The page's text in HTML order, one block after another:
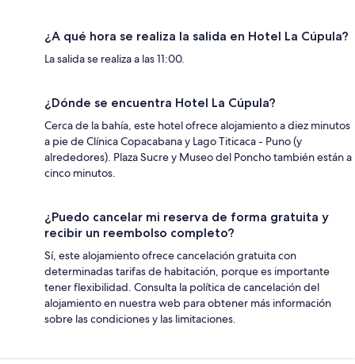
¿A qué hora se realiza la salida en Hotel La Cúpula?
La salida se realiza a las 11:00.
¿Dónde se encuentra Hotel La Cúpula?
Cerca de la bahía, este hotel ofrece alojamiento a diez minutos
a pie de Clínica Copacabana y Lago Titicaca - Puno (y
alrededores). Plaza Sucre y Museo del Poncho también están a
cinco minutos.
¿Puedo cancelar mi reserva de forma gratuita y
recibir un reembolso completo?
Sí, este alojamiento ofrece cancelación gratuita con
determinadas tarifas de habitación, porque es importante
tener flexibilidad. Consulta la política de cancelación del
alojamiento en nuestra web para obtener más información
sobre las condiciones y las limitaciones.